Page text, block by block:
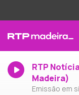
RTP
Madeira)
Emissão em